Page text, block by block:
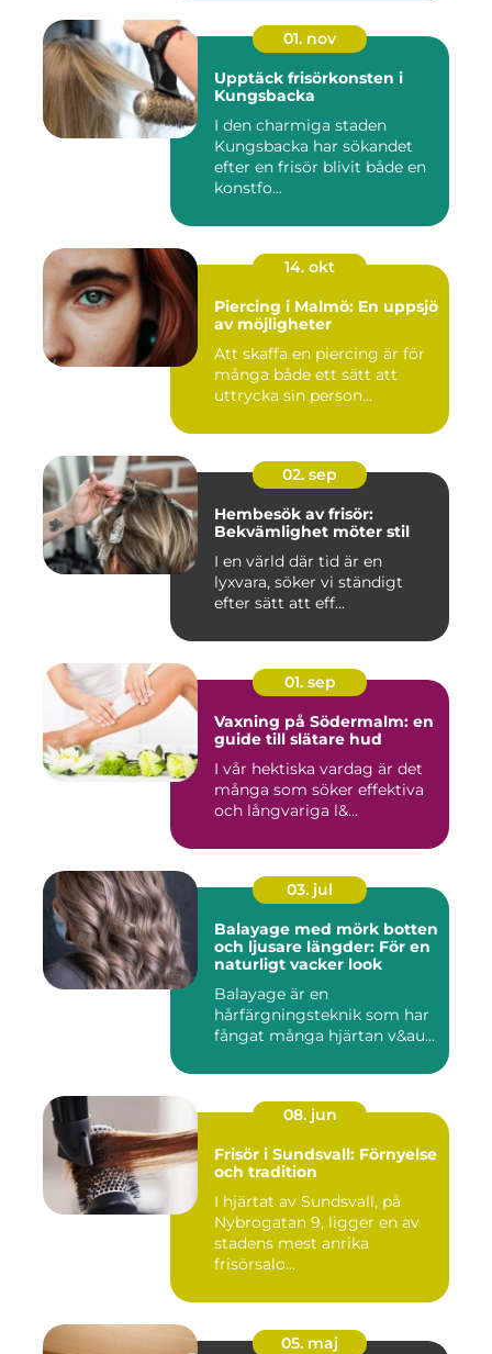
01. nov
Upptäck frisörkonsten i
Kungsbacka
I den charmiga staden
Kungsbacka har sökandet
efter en frisör blivit både en
konstfo...
14. okt
Piercing i Malmö: En uppsjö
av möjligheter
Att skaffa en piercing är för
många både ett sätt att
uttrycka sin person...
02. sep
Hembesök av frisör:
Bekvämlighet möter stil
I en värld där tid är en
lyxvara, söker vi ständigt
efter sätt att eff...
01. sep
Vaxning på Södermalm: en
guide till slätare hud
I vår hektiska vardag är det
många som söker effektiva
och långvariga l&...
03. jul
Balayage med mörk botten
och ljusare längder: För en
naturligt vacker look
Balayage är en
hårfärgningsteknik som har
fångat många hjärtan v&au...
08. jun
Frisör i Sundsvall: Förnyelse
och tradition
I hjärtat av Sundsvall, på
Nybrogatan 9, ligger en av
stadens mest anrika
frisörsalo...
05. maj